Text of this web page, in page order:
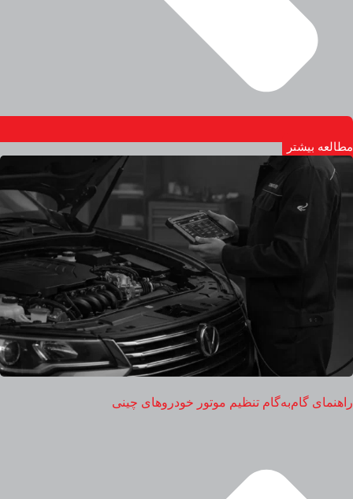
مطالعه بیشتر
راهنمای گام‌به‌گام تنظیم موتور خودروهای چینی